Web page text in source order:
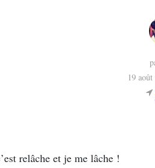
19
relâche et je me lâche !